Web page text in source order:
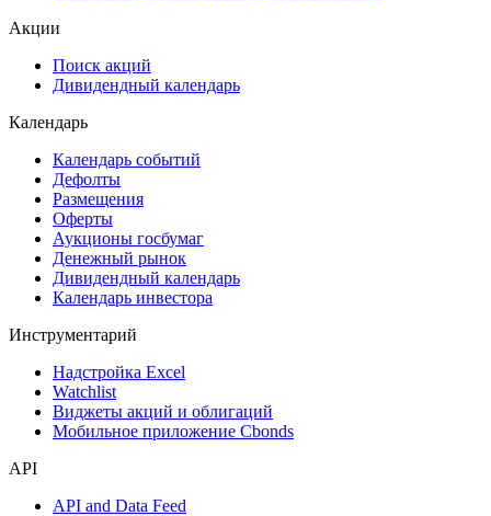
ESG
Самые популярные облигации на Cbonds.ru
Дивидендный календарь
Календарь
Календарь событий
Дефолты
Размещения
Оферты
Аукционы госбумаг
Денежный рынок
Календарь инвестора
Инструментарий
Надстройка Excel
Мобильное приложение Cbonds